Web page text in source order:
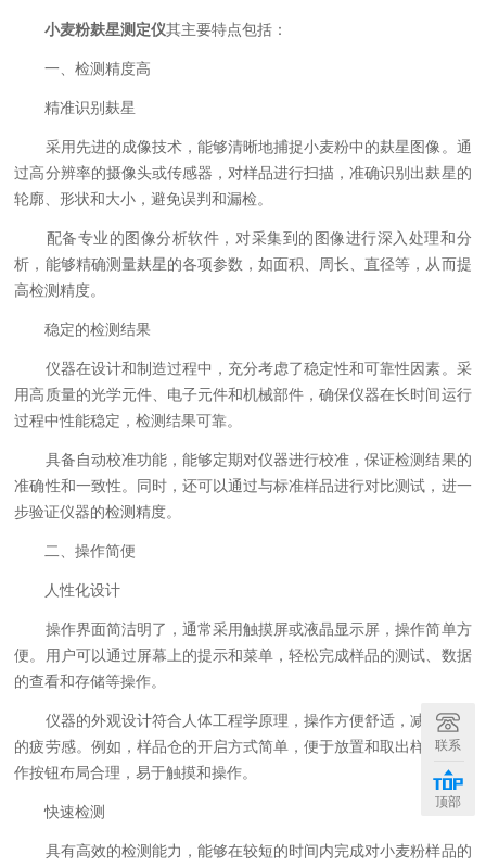
小麦粉麸星测定仪其主要特点包括：
一、检测精度高
精准识别麸星
采用先进的成像技术，能够清晰地捕捉小麦粉中的麸星图像。通
过高分辨率的摄像头或传感器，对样品进行扫描，准确识别出麸星的
轮廓、形状和大小，避免误判和漏检。
配备专业的图像分析软件，对采集到的图像进行深入处理和分
析，能够精确测量麸星的各项参数，如面积、周长、直径等，从而提
高检测精度。
稳定的检测结果
仪器在设计和制造过程中，充分考虑了稳定性和可靠性因素。采
用高质量的光学元件、电子元件和机械部件，确保仪器在长时间运行
过程中性能稳定，检测结果可靠。
具备自动校准功能，能够定期对仪器进行校准，保证检测结果的
准确性和一致性。同时，还可以通过与标准样品进行对比测试，进一
步验证仪器的检测精度。
二、操作简便
人性化设计
操作界面简洁明了，通常采用触摸屏或液晶显示屏，操作简单方
便。用户可以通过屏幕上的提示和菜单，轻松完成样品的测试、数据
的查看和存储等操作。
仪器的外观设计符合人体工程学原理，操作方便舒适，减少用户
的疲劳感。例如，样品仓的开启方式简单，便于放置和取出样品；操
作按钮布局合理，易于触摸和操作。
快速检测
具有高效的检测能力，能够在较短的时间内完成对小麦粉样品的
联系
顶部